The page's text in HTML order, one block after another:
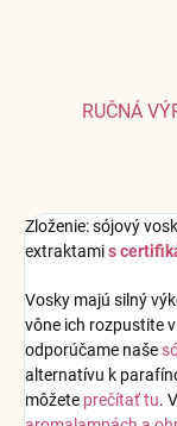
RUČNÁ
Zloženie: sójový
extraktamis
Vosky majú silný
vône ich rozpustite v
odporúčame naše
alternatívu k
môžete prečítať tu.